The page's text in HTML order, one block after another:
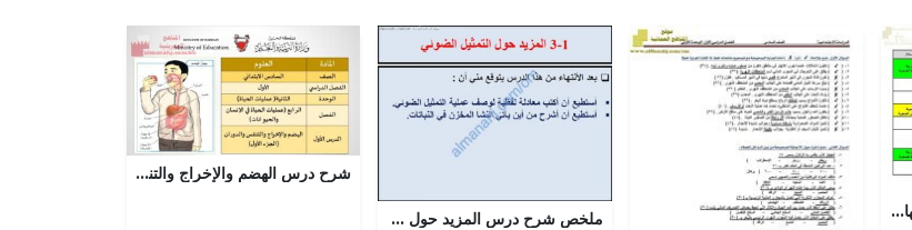
المواصفات الخاصة بالاختبار النهائي لنظام المباشر مع الوحدات المطلوبة للاختبار (رياضيات) السادس ملخص شرح درس المزيد حول التمثيل الضوئي مع حل الأنشطة (علوم) الثامن
شرح درس الهضم والإخراج والتنفس الجزء الأول